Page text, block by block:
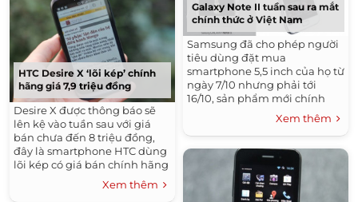
HTC Desire X ‘lõi kép’ chính
hãng giá 7,9 triệu đồng
Desire X được thông báo sẽ
lên kệ vào tuần sau với giá
bán chưa đến 8 triệu đồng,
đây là smartphone HTC dùng
lõi kép có giá bán chính hãng
thấp nhất ở Việt Nam.Xem thêm
Galaxy Note II tuần sau ra mắt
chính thức ở Việt Nam
Samsung đã cho phép người
tiêu dùng đặt mua
smartphone 5,5 inch của họ từ
ngày 7/10 nhưng phải tới
16/10, sản phẩm mới chính
thức được ra mắt tại Việt
Xem thêm